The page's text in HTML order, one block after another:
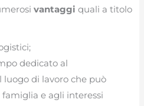
vantaggiquali a titolo
dedicato al
di lavoro che può
e agli interessi